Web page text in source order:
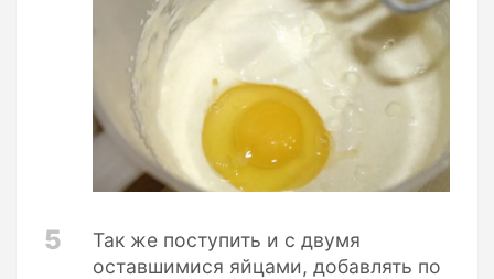
5
Так же поступить и с двумя
оставшимися яйцами, добавлять по